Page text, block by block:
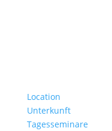
Location
Unterkunft
Tagesseminare